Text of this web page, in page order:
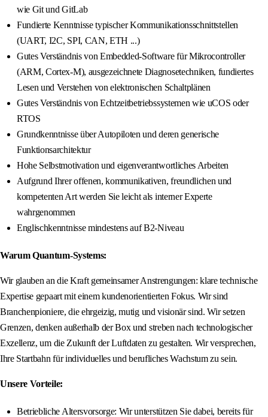
wie Git und GitLab
Fundierte Kenntnisse typischer Kommunikationsschnittstellen
(UART, I2C, SPI, CAN, ETH ...)
Gutes Verständnis von Embedded-Software für Mikrocontroller
(ARM, Cortex-M), ausgezeichnete Diagnosetechniken, fundiertes
Lesen und Verstehen von elektronischen Schaltplänen
Gutes Verständnis von Echtzeitbetriebssystemen wie uCOS oder
RTOS
Grundkenntnisse über Autopiloten und deren generische
Funktionsarchitektur
Hohe Selbstmotivation und eigenverantwortliches Arbeiten
Aufgrund Ihrer offenen, kommunikativen, freundlichen und
kompetenten Art werden Sie leicht als interner Experte
wahrgenommen
Englischkenntnisse mindestens auf B2-Niveau
Warum Quantum-Systems:
Wir glauben an die Kraft gemeinsamer Anstrengungen: klare technische
Expertise gepaart mit einem kundenorientierten Fokus. Wir sind
Branchenpioniere, die ehrgeizig, mutig und visionär sind. Wir setzen
Grenzen, denken außerhalb der Box und streben nach technologischer
Exzellenz, um die Zukunft der Luftdaten zu gestalten. Wir versprechen,
Ihre Startbahn für individuelles und berufliches Wachstum zu sein.
Unsere Vorteile:
Betriebliche Altersvorsorge: Wir unterstützen Sie dabei, bereits für